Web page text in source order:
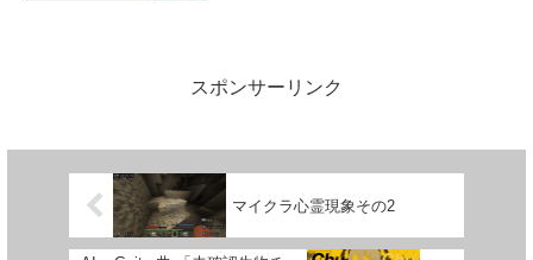
スポンサーリンク
マイクラ心霊現象その2